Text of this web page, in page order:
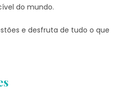
do mundo.
e desfruta de tudo o que